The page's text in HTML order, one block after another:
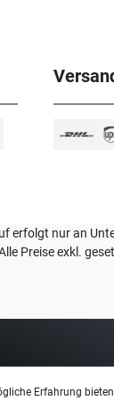
erfolgt nur an
Preise exkl.
Erfahrung